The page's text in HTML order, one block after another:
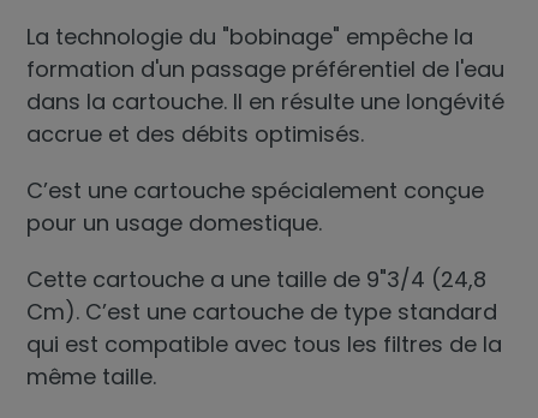
La technologie du "bobinage" empêche la
formation d'un passage préférentiel de l'eau
dans la cartouche. Il en résulte une longévité
accrue et des débits optimisés.
C’est une cartouche spécialement conçue
pour un usage domestique.
Cette cartouche a une taille de 9"3/4 (24,8
Cm). C’est une cartouche de type standard
qui est compatible avec tous les filtres de la
même taille.